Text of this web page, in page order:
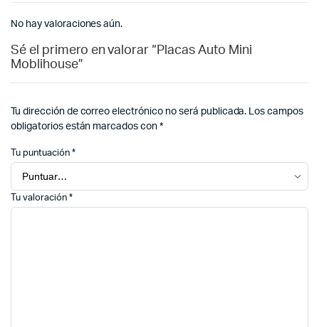
No hay valoraciones aún.
Sé el primero en valorar “Placas Auto Mini
Moblihouse”
Tu dirección de correo electrónico no será publicada. Los campos
obligatorios están marcados con*
Tu puntuación *
Tu valoración *